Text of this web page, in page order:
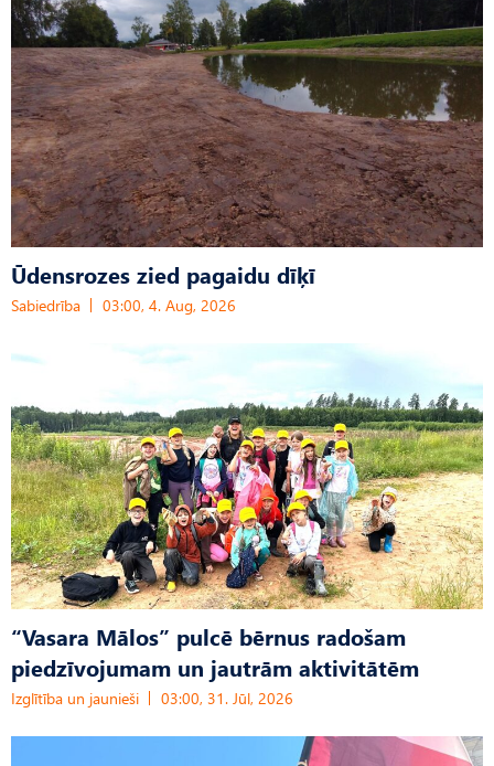
Ūdensrozes zied pagaidu dīķī
Sabiedrība 03:00, 4. Aug, 2026
“Vasara Mālos” pulcē bērnus radošam
piedzīvojumam un jautrām aktivitātēm
Izglītība un jaunieši 03:00, 31. Jūl, 2026